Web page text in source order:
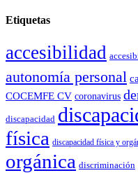
Etiquetas
accesibilidad
autonomía personal
COCEMFE CV coronavirus
discapacidad
física discapacidad física y
orgánica discriminación